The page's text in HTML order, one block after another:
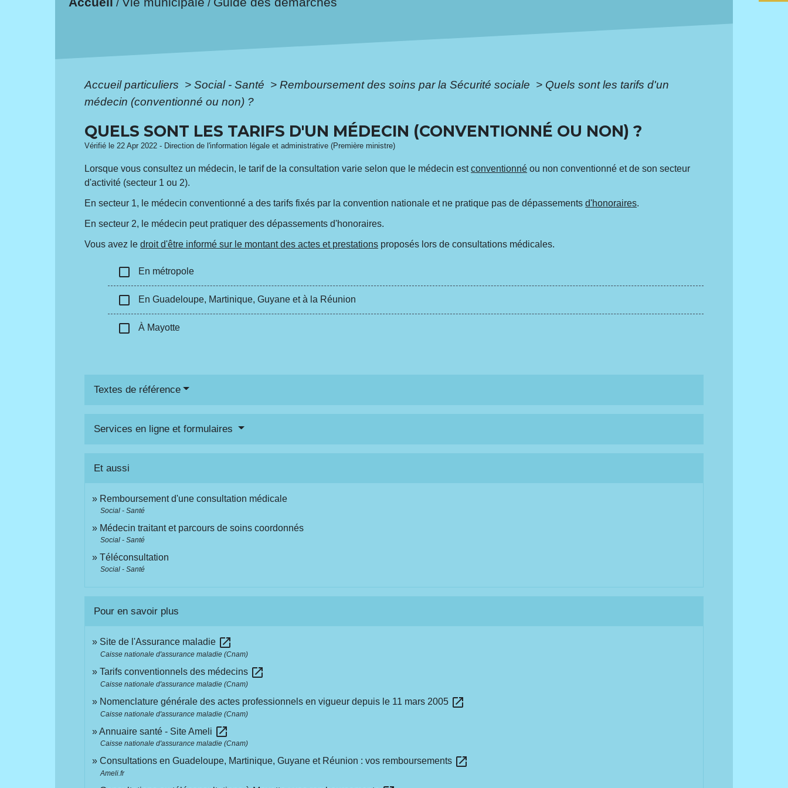
/ /
Accueil particuliers > Social - Santé > Remboursement des soins par la Sécurité sociale > Quels sont les tarifs d'un
médecin (conventionné ou non) ?
QUELS SONT LES TARIFS D'UN MÉDECIN (CONVENTIONNÉ OU NON) ?
Vérifié le 22 Apr 2022 - Direction de l'information légale et administrative (Première ministre)
Lorsque vous consultez un médecin, le tarif de la consultation varie selon que le médecin estconventionné ou non conventionné et de son secteur
d'activité (secteur 1 ou 2).
En secteur 1, le médecin conventionné a des tarifs fixés par la convention nationale et ne pratique pas de dépassementsd'honoraires.
En secteur 2, le médecin peut pratiquer des dépassements d'honoraires.
Vous avez ledroit d'être informé sur le montant des actes et prestations proposés lors de consultations médicales.
check_box_outline_blank En métropole
check_box_outline_blank En Guadeloupe, Martinique, Guyane et à la Réunion
check_box_outline_blank À Mayotte
Textes de référence
Services en ligne et formulaires
Et aussi
Remboursement d'une consultation médicale
Social - Santé
Médecin traitant et parcours de soins coordonnés
Social - Santé
Téléconsultation
Social - Santé
Pour en savoir plus
Site de l'Assurance maladie open_in_new
Caisse nationale d'assurance maladie (Cnam)
Tarifs conventionnels des médecins open_in_new
Caisse nationale d'assurance maladie (Cnam)
Nomenclature générale des actes professionnels en vigueur depuis le 11 mars 2005 open_in_new
Caisse nationale d'assurance maladie (Cnam)
Annuaire santé - Site Ameli open_in_new
Caisse nationale d'assurance maladie (Cnam)
Consultations en Guadeloupe, Martinique, Guyane et Réunion : vos remboursements open_in_new
Ameli.fr